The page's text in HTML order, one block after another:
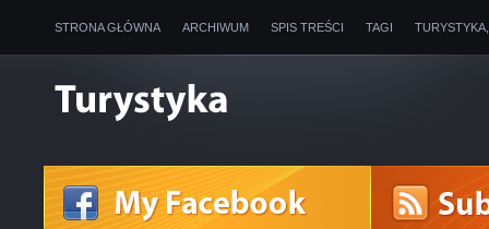
STRONA GŁÓWNA ARCHIWUM SPIS TREŚCI TAGI